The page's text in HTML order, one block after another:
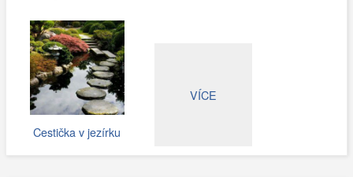
Cestička v jezírku
VÍCE